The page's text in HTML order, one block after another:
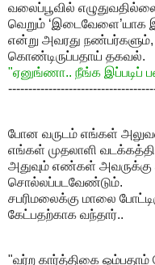
வலைப்பூவில்
வெறும் ‘இடைவேளை’யாக
என்று அவரது
கொண்டிருப்பதாய் தகவல்.
"ஏனுங்ணா.. நீங்க இப்படிப்
போன வருடம் எங்கள்
எங்கள் முதலாளி
அதுவும் எண்கள்
சொல்லப்படவேண்டும்.
சபரிமலைக்கு மாலை
கேட்பதற்காக வந்தார்..
"வர்ற கார்த்திகை ஒம்பதாம்